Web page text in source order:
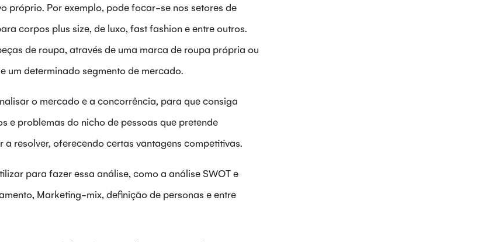
próprio. Por exemplo, pode focar-se nos setores de
corpos plus size, de luxo, fast fashion e entre outros.
de roupa, através de uma marca de roupa própria ou
um determinado segmento de mercado.
o mercado e a concorrência, para que consiga
e problemas do nicho de pessoas que pretende
resolver, oferecendo certas vantagens competitivas.
para fazer essa análise, como a análise SWOT e
Marketing-mix, definição de personas e entre